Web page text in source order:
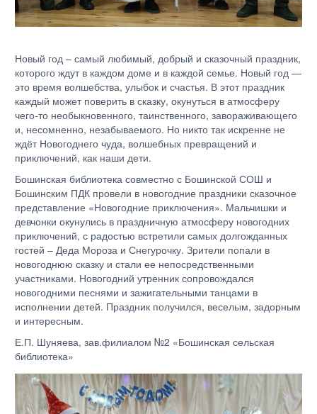
Новый год – самый любимый, добрый и сказочный праздник,
которого ждут в каждом доме и в каждой семье. Новый год —
это время волшебства, улыбок и счастья. В этот праздник
каждый может поверить в сказку, окунуться в атмосферу
чего-то необыкновенного, таинственного, завораживающего
и, несомненно, незабываемого. Но никто так искренне не
ждёт Новогоднего чуда, волшебных превращений и
приключений, как наши дети.
Бошинская библиотека совместно с Бошинской СОШ и
Бошинским ПДК провели в новогодние праздники сказочное
представление «Новогодние приключения». Мальчишки и
девчонки окунулись в праздничную атмосферу новогодних
приключений, с радостью встретили самых долгожданных
гостей – Деда Мороза и Снегурочку. Зрители попали в
новогоднюю сказку и стали ее непосредственными
участниками. Новогодний утренник сопровождался
новогодними песнями и зажигательными танцами в
исполнении детей. Праздник получился, веселым, задорным
и интересным.
Е.П. Шуняева, зав.филиалом №2 «Бошинская сельская
библиотека»